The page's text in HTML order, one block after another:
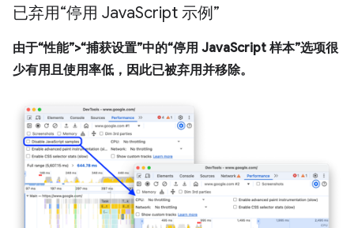
已弃用“停用 JavaScript 示例”
由于“性能”>“捕获设置”中的“停用 JavaScript 样本”选项很
少有用且使用率低，因此已被弃用并移除。